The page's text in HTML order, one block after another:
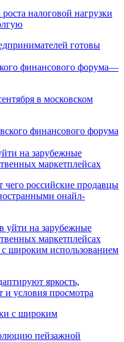
налоговой нагрузки
финансового форума—
в московском
на зарубежные
маркетплейсах
чего российские продавцы
онайл-
широким использованием
яркость,
и условия просмотра
пейзажной